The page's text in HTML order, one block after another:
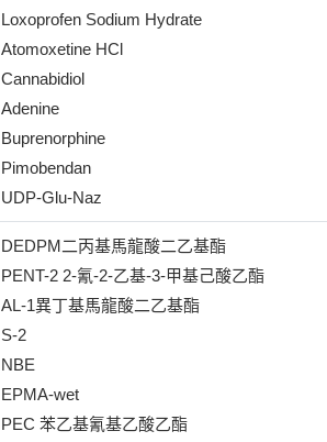
Loxoprofen Sodium Hydrate
Atomoxetine HCl
Cannabidiol
Adenine
Buprenorphine
Pimobendan
UDP-Glu-Naz
DEDPM二丙基馬龍酸二乙基酯
PENT-2 2-氰-2-乙基-3-甲基己酸乙酯
AL-1異丁基馬龍酸二乙基酯
S-2
NBE
EPMA-wet
PEC 苯乙基氰基乙酸乙酯